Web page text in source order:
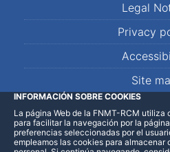
Legal
Privacy
Site
LinkedInFacebookWhatsApp
INFORMACIÓN SOBRE COOKIES
La página Web de la FNMT-RCM
para facilitar la navegación por la
preferencias seleccionadas por el
empleamos las cookies para almacenar